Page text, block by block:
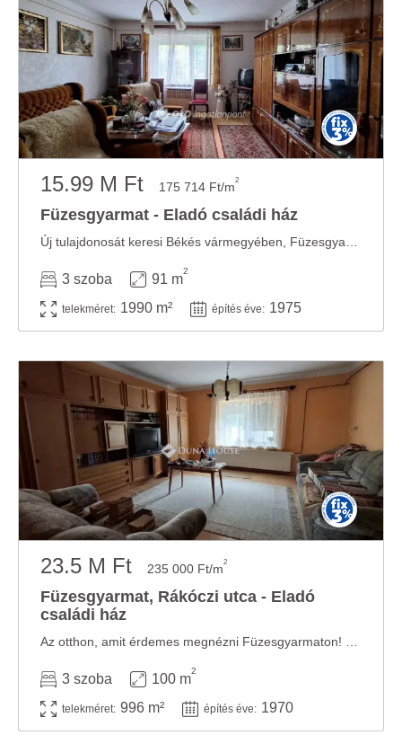
15.99 M Ft 175 714 Ft/m2
Füzesgyarmat - Eladó családi ház
3 szoba 91 m
2
telekméret: 1990 m² építés éve: 1975
23.5 M Ft 235 000 Ft/m2
Füzesgyarmat, Rákóczi utca - Eladó
családi ház
3 szoba 100 m
2
telekméret: 996 m² építés éve: 1970